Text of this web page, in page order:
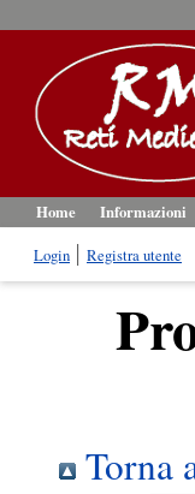
Home Informazioni
Login
Registra utente
Torna